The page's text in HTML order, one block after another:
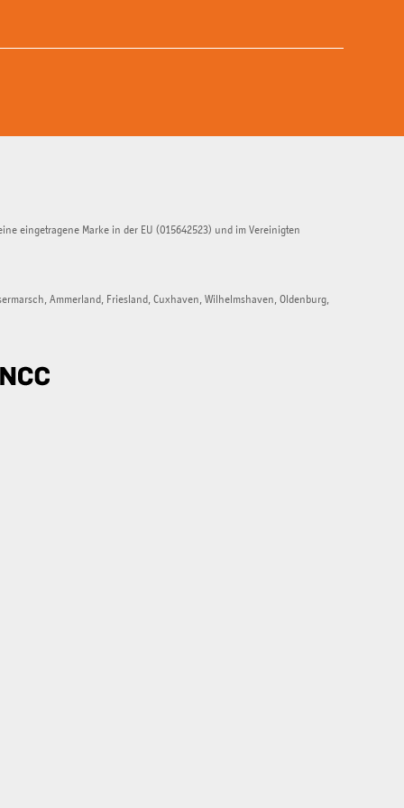
eingetragene Marke in der EU (015642523) und im Vereinigten
Ammerland, Friesland, Cuxhaven, Wilhelmshaven, Oldenburg,